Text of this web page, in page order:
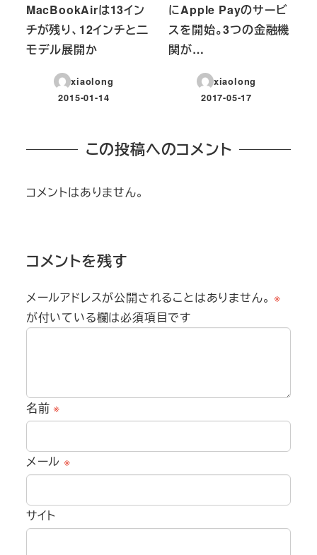
MacBookAirは13イン
チが残り、12インチと二
モデル展開か
xiaolong
投稿日
2015-01-14
にApple Payのサービ
スを開始。3つの金融機
関が…
xiaolong
投稿日
2017-05-17
この投稿へのコメント
コメントはありません。
コメントを残す
メールアドレスが公開されることはありません。 ※
が付いている欄は必須項目です
名前※
メール ※
サイト